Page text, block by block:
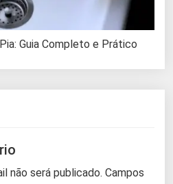
Guia Completo e Prático
não será publicado. Campos